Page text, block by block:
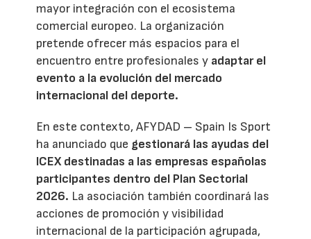
mayor integración con el ecosistema
comercial europeo. La organización
pretende ofrecer más espacios para el
encuentro entre profesionales y adaptar el
evento a la evolución del mercado
internacional del deporte.
En este contexto, AFYDAD – Spain Is Sport
ha anunciado que gestionará las ayudas del
ICEX destinadas a las empresas españolas
participantes dentro del Plan Sectorial
2026. La asociación también coordinará las
acciones de promoción y visibilidad
internacional de la participación agrupada,